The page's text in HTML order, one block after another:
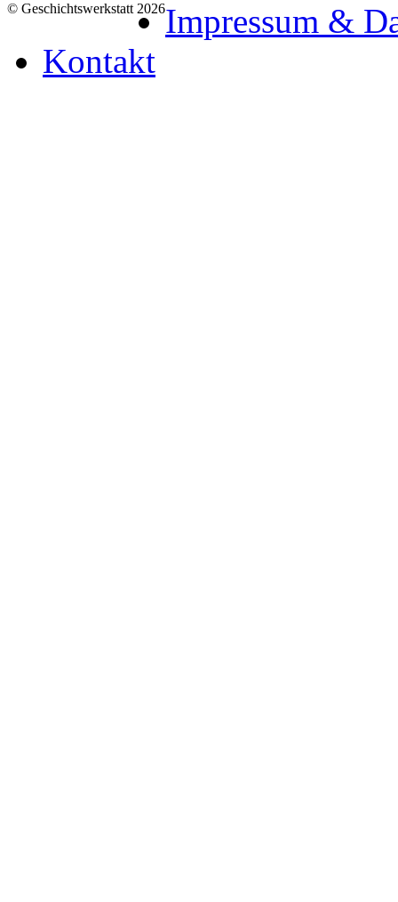
© Geschichtswerkstatt 2026Impressum &
Kontakt